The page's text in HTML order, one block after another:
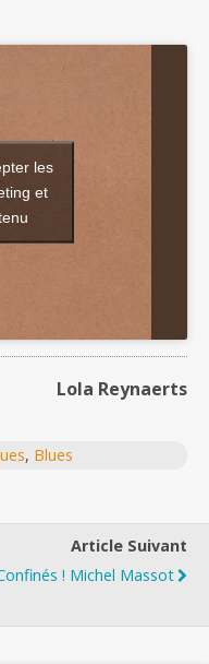
les
et
Lola Reynaerts
, Blues
Article Suivant
! Michel Massot